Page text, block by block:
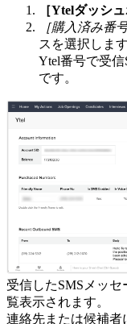
［Ytelダッシュ
［購入済み番号
スを選択します
Ytel番号で受
です。
受信したSMSメッセ
覧表示されます。
連絡先または候補者